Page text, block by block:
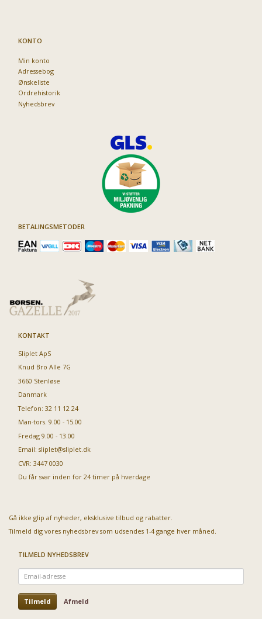
KONTO
Min konto
Adressebog
Ønskeliste
Ordrehistorik
Nyhedsbrev
BETALINGSMETODER
KONTAKT
Sliplet ApS
Knud Bro Alle 7G
3660 Stenløse
Danmark
Telefon: 32 11 12 24
Man-tors. 9.00 - 15.00
Fredag 9.00 - 13.00
Email: sliplet@sliplet.dk
CVR: 3447 0030
Du får svar inden for 24 timer på hverdage
Gå ikke glip af nyheder, eksklusive tilbud og rabatter.
Tilmeld dig vores nyhedsbrev som udsendes 1-4 gange hver måned.
TILMELD NYHEDSBREV
Email-
adresse
Tilmeld Afmeld